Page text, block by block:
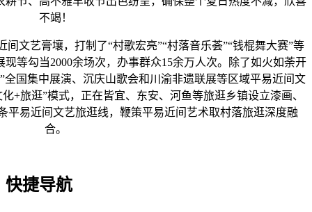
不竭！
艺膏壤，打制了“村歌宏亮”“村落音乐荟”“钱棍舞大赛”等
等勾当2000余场次，办事群众15余万人次。除了如火如荼开
国集中展演、沉庆山歌会和川渝非遗联展等区域平易近间文
+旅逛”模式，正在皆宜、东安、河鱼等旅逛乡镇设立漆画、
平易近间文艺旅逛线，鞭策平易近间艺术取村落旅逛深度融
合。
快捷导航